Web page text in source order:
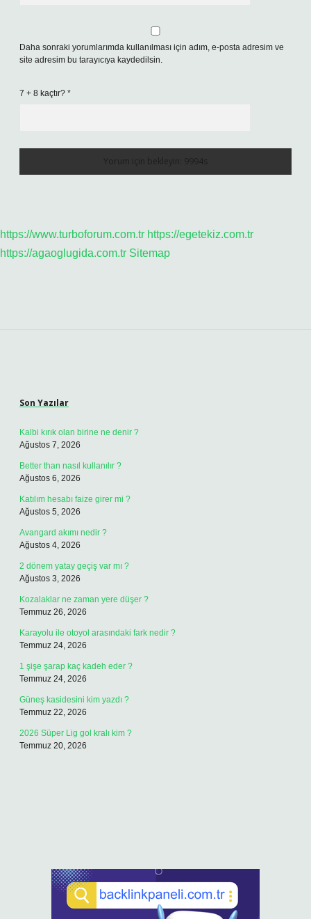
Daha sonraki yorumlarımda kullanılması için adım, e-posta adresim ve
site adresim bu tarayıcıya kaydedilsin.
7 + 8 kaçtır? *
https://www.turboforum.com.tr https://egetekiz.com.tr
https://agaoglugida.com.tr Sitemap
Son Yazılar
Kalbi kırık olan birine ne denir ?
Ağustos 7, 2026
Better than nasıl kullanılır ?
Ağustos 6, 2026
Katılım hesabı faize girer mi ?
Ağustos 5, 2026
Avangard akımı nedir ?
Ağustos 4, 2026
2 dönem yatay geçiş var mı ?
Ağustos 3, 2026
Kozalaklar ne zaman yere düşer ?
Temmuz 26, 2026
Karayolu ile otoyol arasındaki fark nedir ?
Temmuz 24, 2026
1 şişe şarap kaç kadeh eder ?
Temmuz 24, 2026
Güneş kasidesini kim yazdı ?
Temmuz 22, 2026
2026 Süper Lig gol kralı kim ?
Temmuz 20, 2026